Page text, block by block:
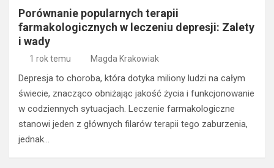
Porównanie popularnych terapii
farmakologicznych w leczeniu depresji: Zalety
i wady
1 rok temu Magda Krakowiak
Depresja to choroba, która dotyka miliony ludzi na całym
świecie, znacząco obniżając jakość życia i funkcjonowanie
w codziennych sytuacjach. Leczenie farmakologiczne
stanowi jeden z głównych filarów terapii tego zaburzenia,
jednak…